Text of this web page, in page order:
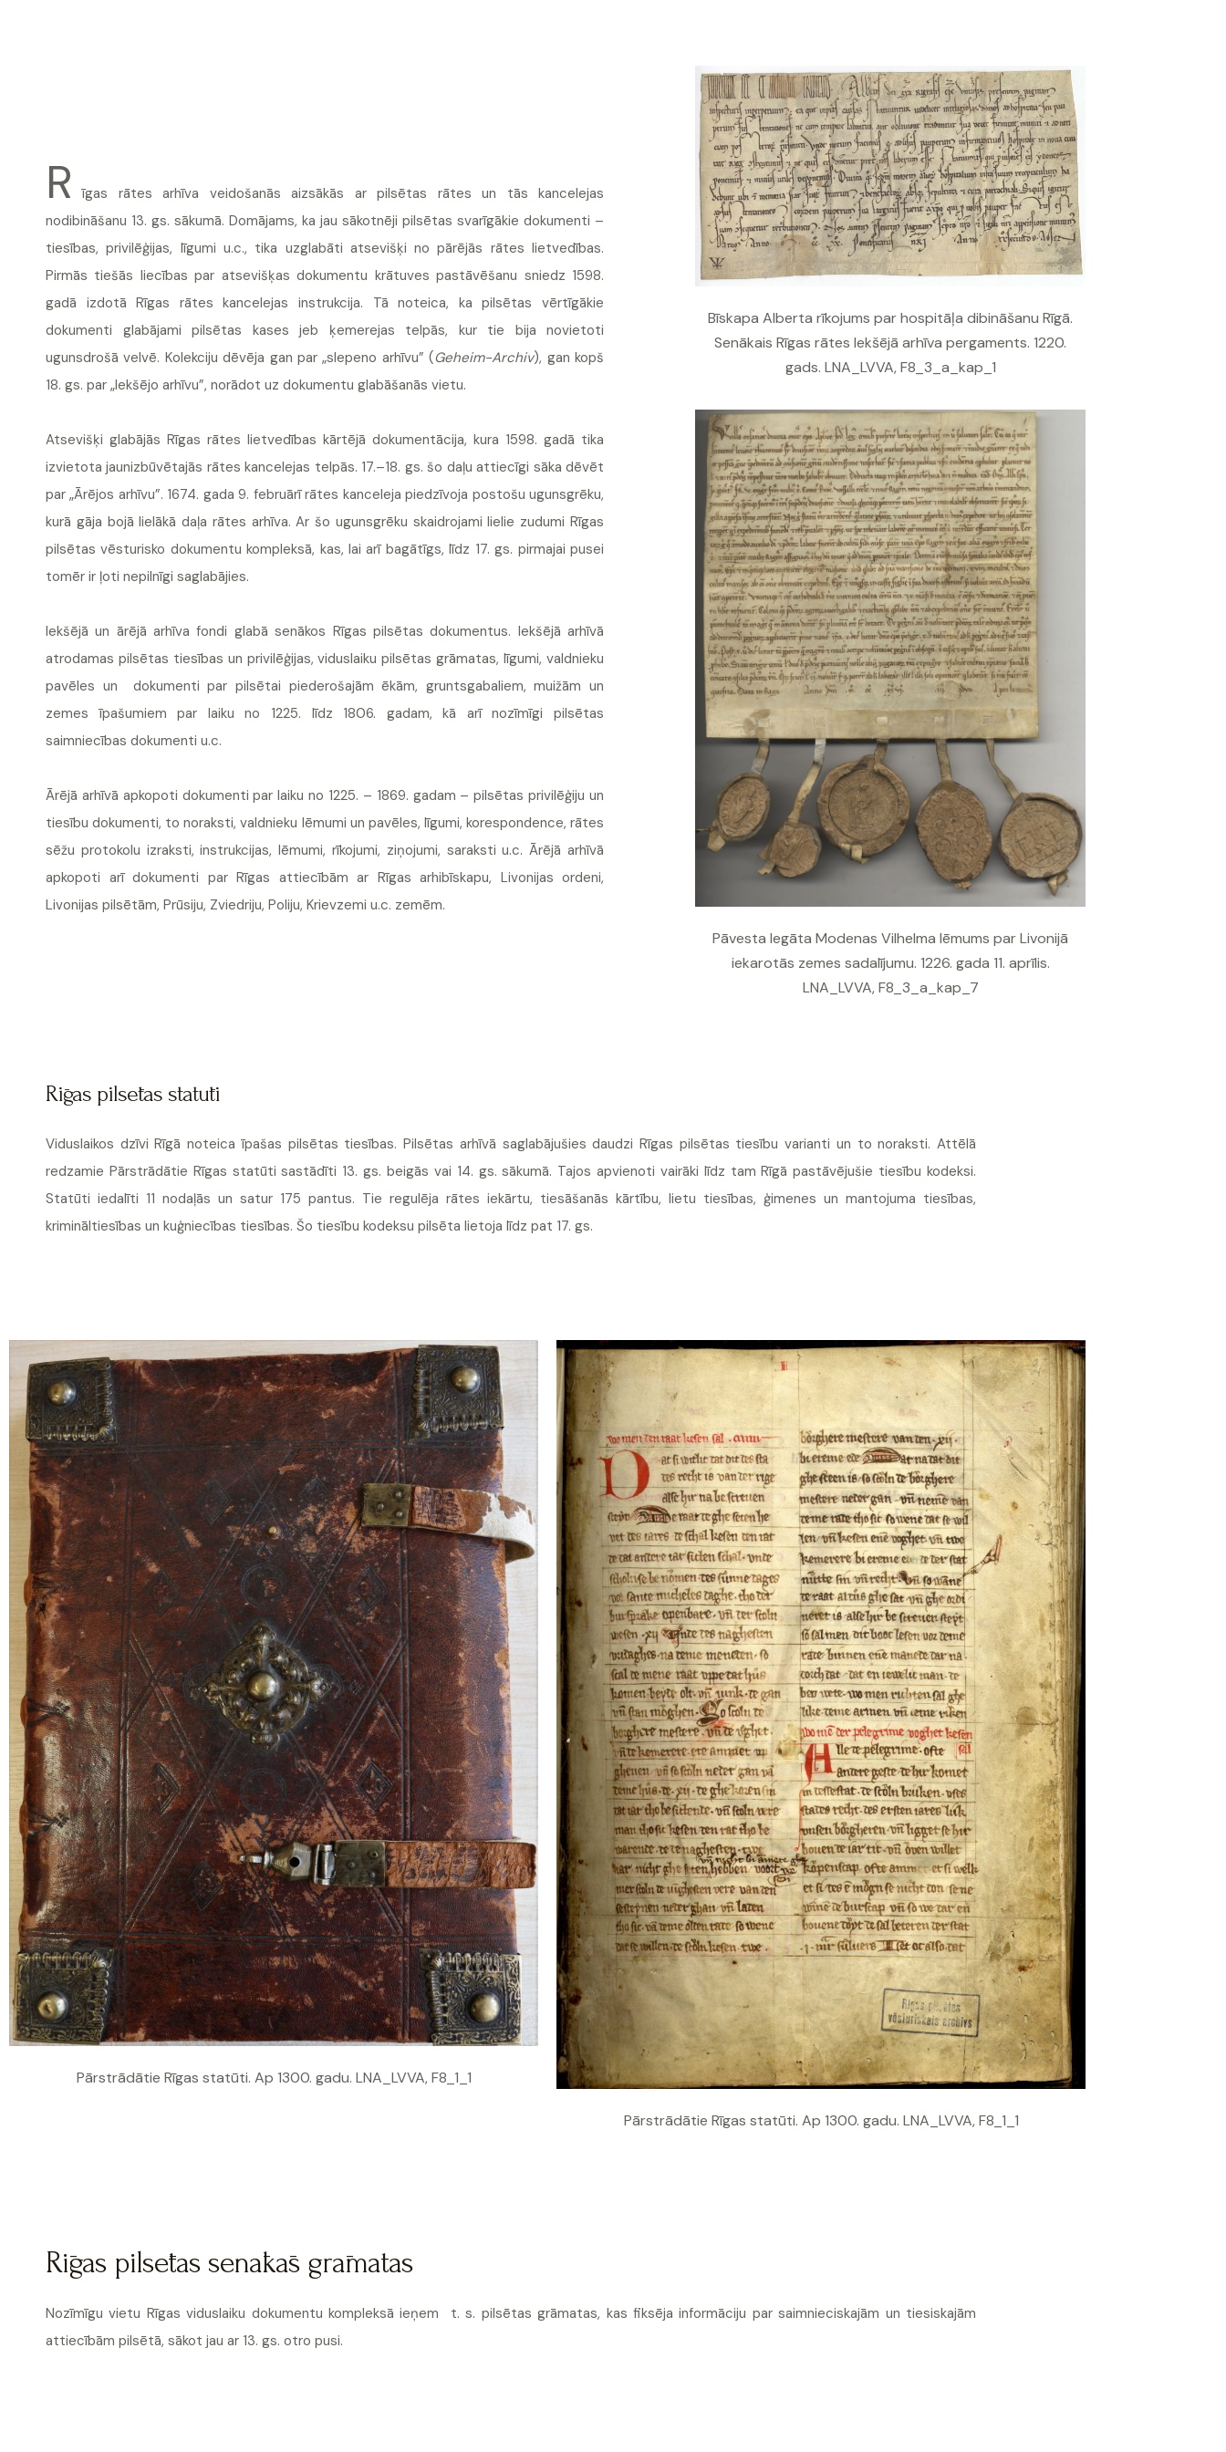
R
īgas rātes arhīva veidošanās aizsākās ar pilsētas rātes un tās kancelejas
nodibināšanu 13. gs. sākumā. Domājams, ka jau sākotnēji pilsētas svarīgākie dokumenti –
tiesības, privilēģijas, līgumi u.c., tika uzglabāti atsevišķi no pārējās rātes lietvedības.
Pirmās tiešās liecības par atsevišķas dokumentu krātuves pastāvēšanu sniedz 1598.
gadā izdotā Rīgas rātes kancelejas instrukcija. Tā noteica, ka pilsētas vērtīgākie
dokumenti glabājami pilsētas kases jeb ķemerejas telpās, kur tie bija novietoti
ugunsdrošā velvē. Kolekciju dēvēja gan par „slepeno arhīvu” (Geheim-Archiv), gan kopš
18. gs. par „Iekšējo arhīvu”, norādot uz dokumentu glabāšanās vietu.
Atsevišķi glabājās Rīgas rātes lietvedības kārtējā dokumentācija, kura 1598. gadā tika
izvietota jaunizbūvētajās rātes kancelejas telpās. 17.–18. gs. šo daļu attiecīgi sāka dēvēt
par „Ārējos arhīvu”. 1674. gada 9. februārī rātes kanceleja piedzīvoja postošu ugunsgrēku,
kurā gāja bojā lielākā daļa rātes arhīva. Ar šo ugunsgrēku skaidrojami lielie zudumi Rīgas
pilsētas vēsturisko dokumentu kompleksā, kas, lai arī bagātīgs, līdz 17. gs. pirmajai pusei
tomēr ir ļoti nepilnīgi saglabājies.
Iekšējā un ārējā arhīva fondi glabā senākos Rīgas pilsētas dokumentus. Iekšējā arhīvā
atrodamas pilsētas tiesības un privilēģijas, viduslaiku pilsētas grāmatas, līgumi, valdnieku
pavēles un dokumenti par pilsētai piederošajām ēkām, gruntsgabaliem, muižām un
zemes īpašumiem par laiku no 1225. līdz 1806. gadam, kā arī nozīmīgi pilsētas
saimniecības dokumenti u.c.
Ārējā arhīvā apkopoti dokumenti par laiku no 1225. – 1869. gadam – pilsētas privilēģiju un
tiesību dokumenti, to noraksti, valdnieku lēmumi un pavēles, līgumi, korespondence, rātes
sēžu protokolu izraksti, instrukcijas, lēmumi, rīkojumi, ziņojumi, saraksti u.c. Ārējā arhīvā
apkopoti arī dokumenti par Rīgas attiecībām ar Rīgas arhibīskapu, Livonijas ordeni,
Livonijas pilsētām, Prūsiju, Zviedriju, Poliju, Krievzemi u.c. zemēm.
Bīskapa Alberta rīkojums par hospitāļa dibināšanu Rīgā.
Senākais Rīgas rātes Iekšējā arhīva pergaments. 1220.
gads. LNA_LVVA, F8_3_a_kap_1
Pāvesta legāta Modenas Vilhelma lēmums par Livonijā
iekarotās zemes sadalījumu. 1226. gada 11. aprīlis.
LNA_LVVA, F8_3_a_kap_7
Rīgas pilsētas statūti
Viduslaikos dzīvi Rīgā noteica īpašas pilsētas tiesības. Pilsētas arhīvā saglabājušies daudzi Rīgas pilsētas tiesību varianti un to noraksti. Attēlā
redzamie Pārstrādātie Rīgas statūti sastādīti 13. gs. beigās vai 14. gs. sākumā. Tajos apvienoti vairāki līdz tam Rīgā pastāvējušie tiesību kodeksi.
Statūti iedalīti 11 nodaļās un satur 175 pantus. Tie regulēja rātes iekārtu, tiesāšanās kārtību, lietu tiesības, ģimenes un mantojuma tiesības,
krimināltiesības un kuģniecības tiesības. Šo tiesību kodeksu pilsēta lietoja līdz pat 17. gs.
Pārstrādātie Rīgas statūti. Ap 1300. gadu. LNA_LVVA, F8_1_1
Pārstrādātie Rīgas statūti. Ap 1300. gadu. LNA_LVVA, F8_1_1
Rīgas pilsētas senākās grāmatas
Nozīmīgu vietu Rīgas viduslaiku dokumentu kompleksā ieņem t. s. pilsētas grāmatas, kas fiksēja informāciju par saimnieciskajām un tiesiskajām
attiecībām pilsētā, sākot jau ar 13. gs. otro pusi.